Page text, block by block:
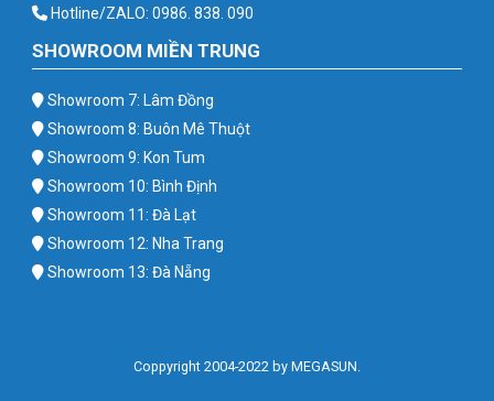
Hotline/ZALO: 0986. 838. 090
SHOWROOM MIỀN TRUNG
Showroom 7: Lâm Đồng
Showroom 8: Buôn Mê Thuột
Showroom 9: Kon Tum
Showroom 10: Bình Định
Showroom 11: Đà Lạt
Showroom 12: Nha Trang
Showroom 13: Đà Nẵng
Coppyright 2004-2022 by MEGASUN.